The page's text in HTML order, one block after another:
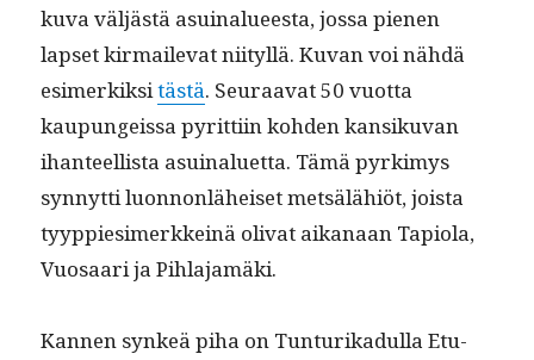
kuva väljästä asuinalueesta, jos­sa pienen
lapset kir­mail­e­vat niityl­lä. Kuvan voi nähdä
esimerkik­sitästä. Seu­raa­vat 50 vuot­ta
kaupungeis­sa pyrit­ti­in kohden kan­siku­van
ihanteel­lista asuinaluet­ta. Tämä pyrkimys
syn­nyt­ti luon­non­läheiset met­sälähiöt, joista
tyyp­pies­imerkkeinä oli­vat aikanaan Tapi­o­la,
Vuosaari ja Pihlajamäki.
Kan­nen synkeä piha on Tun­turikadul­la Etu-